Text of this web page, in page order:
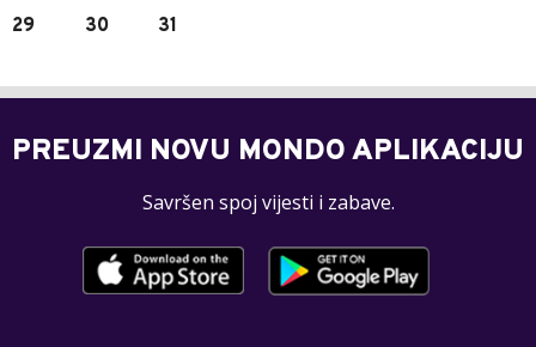
29
30 31
PREUZMI NOVU MONDO APLIKACIJU
Savršen spoj vijesti i zabave.